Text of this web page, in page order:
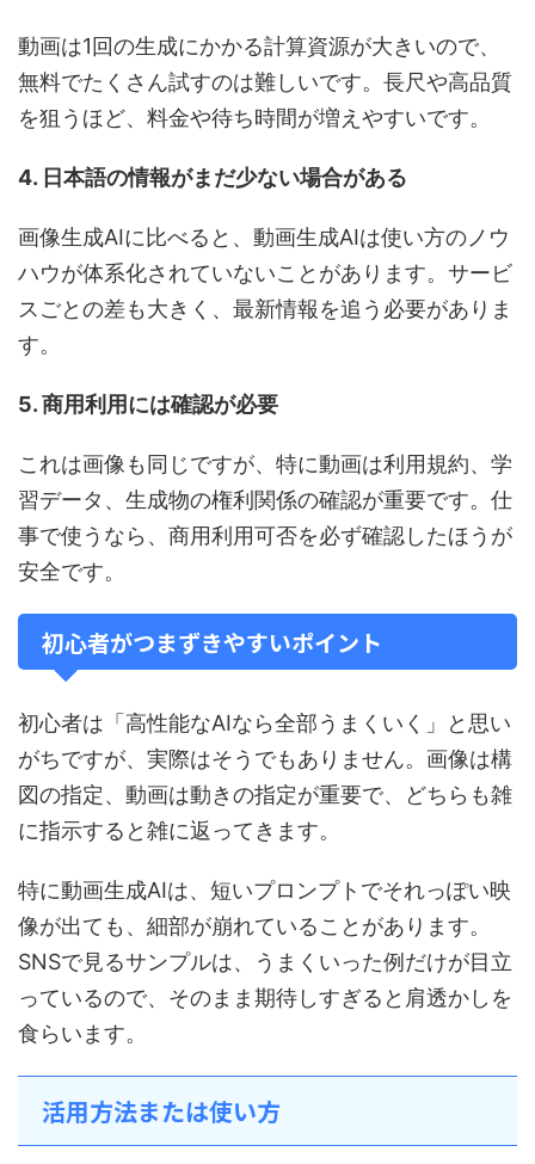
動画は1回の生成にかかる計算資源が大きいので、
無料でたくさん試すのは難しいです。長尺や高品質
を狙うほど、料金や待ち時間が増えやすいです。
4. 日本語の情報がまだ少ない場合がある
画像生成AIに比べると、動画生成AIは使い方のノウ
ハウが体系化されていないことがあります。サービ
スごとの差も大きく、最新情報を追う必要がありま
す。
5. 商用利用には確認が必要
これは画像も同じですが、特に動画は利用規約、学
習データ、生成物の権利関係の確認が重要です。仕
事で使うなら、商用利用可否を必ず確認したほうが
安全です。
初心者がつまずきやすいポイント
初心者は「高性能なAIなら全部うまくいく」と思い
がちですが、実際はそうでもありません。画像は構
図の指定、動画は動きの指定が重要で、どちらも雑
に指示すると雑に返ってきます。
特に動画生成AIは、短いプロンプトでそれっぽい映
像が出ても、細部が崩れていることがあります。
SNSで見るサンプルは、うまくいった例だけが目立
っているので、そのまま期待しすぎると肩透かしを
食らいます。
活用方法または使い方